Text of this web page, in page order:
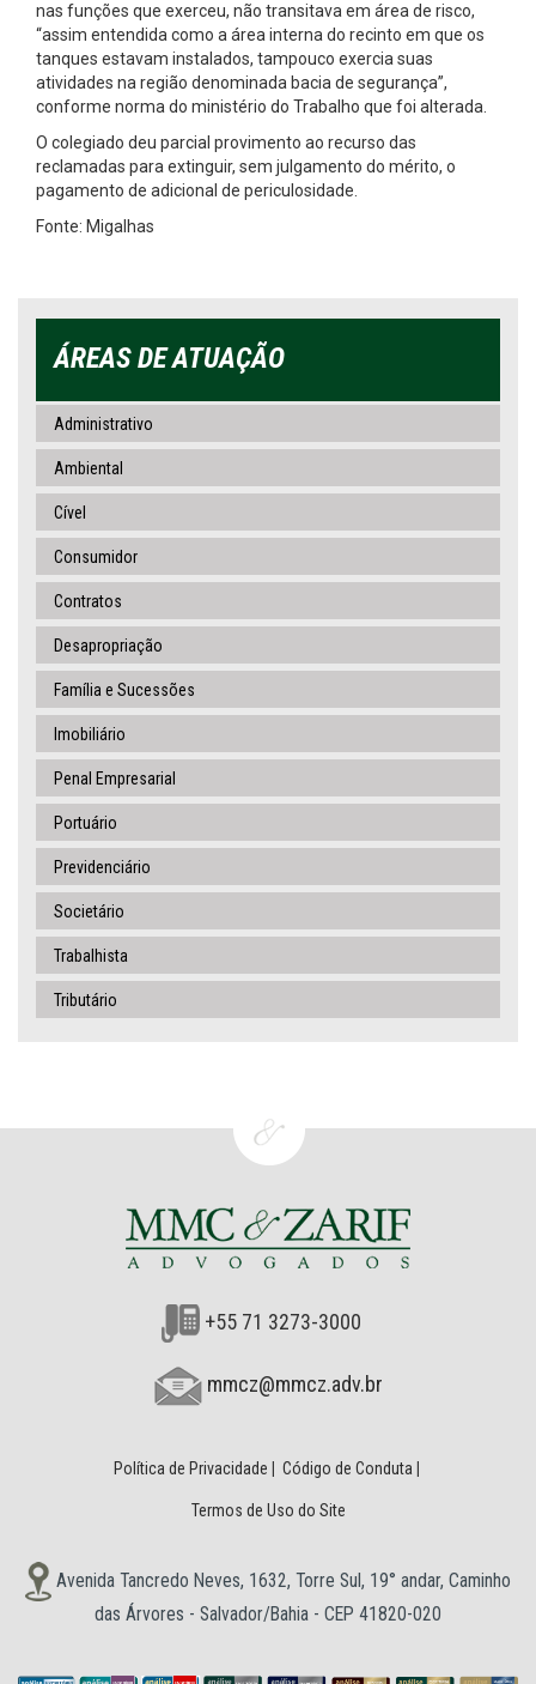
nas funções que exerceu, não transitava em área de risco,
“assim entendida como a área interna do recinto em que os
tanques estavam instalados, tampouco exercia suas
atividades na região denominada bacia de segurança”,
conforme norma do ministério do Trabalho que foi alterada.
O colegiado deu parcial provimento ao recurso das
reclamadas para extinguir, sem julgamento do mérito, o
pagamento de adicional de periculosidade.
Fonte: Migalhas
ÁREAS DE ATUAÇÃO
Administrativo
Ambiental
Cível
Consumidor
Contratos
Desapropriação
Família e Sucessões
Imobiliário
Penal Empresarial
Portuário
Previdenciário
Societário
Trabalhista
Tributário
+55 71 3273-3000
mmcz@mmcz.adv.br
Política de Privacidade Código de Conduta
Termos de Uso do Site
Avenida Tancredo Neves, 1632, Torre Sul, 19° andar, Caminho
das Árvores - Salvador/Bahia - CEP 41820-020